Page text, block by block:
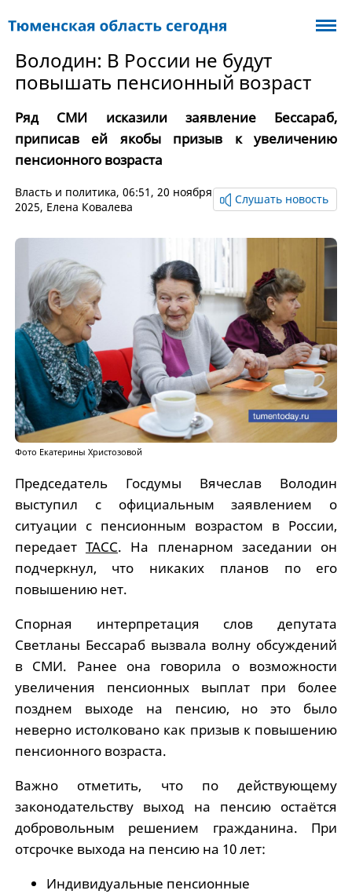
Володин: В России не будут
повышать пенсионный возраст
Ряд СМИ исказили заявление Бессараб,
приписав ей якобы призыв к увеличению
пенсионного возраста
Власть и политика, 06:51, 20 ноября
2025, Елена Ковалева
Слушать новость
Фото Екатерины Христозовой
Председатель Госдумы Вячеслав Володин
выступил с официальным заявлением о
ситуации с пенсионным возрастом в России,
передает ТАСС. На пленарном заседании он
подчеркнул, что никаких планов по его
повышению нет.
Спорная интерпретация слов депутата
Светланы Бессараб вызвала волну обсуждений
в СМИ. Ранее она говорила о возможности
увеличения пенсионных выплат при более
позднем выходе на пенсию, но это было
неверно истолковано как призыв к повышению
пенсионного возраста.
Важно отметить, что по действующему
законодательству выход на пенсию остаётся
добровольным решением гражданина. При
отсрочке выхода на пенсию на 10 лет:
Индивидуальные пенсионные